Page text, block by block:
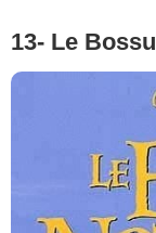
13- Le